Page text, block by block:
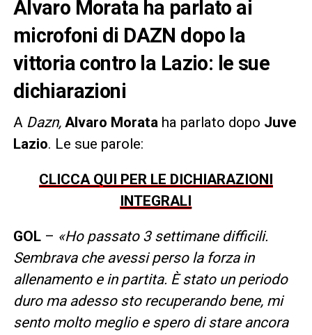
Alvaro Morata ha parlato ai
microfoni di DAZN dopo la
vittoria contro la Lazio: le sue
dichiarazioni
ADazn, Alvaro Morataha parlato dopo Juve
Lazio. Le sue parole:
CLICCA QUI PER LE DICHIARAZIONI
INTEGRALI
GOL– «Ho passato 3 settimane difficili.
Sembrava che avessi perso la forza in
allenamento e in partita. È stato un periodo
duro ma adesso sto recuperando bene, mi
sento molto meglio e spero di stare ancora